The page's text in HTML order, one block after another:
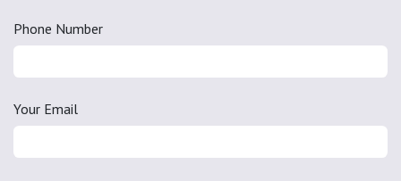
Phone Number
Your Email